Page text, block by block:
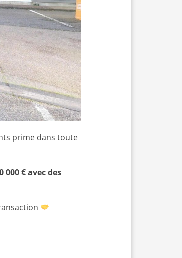
prime dans toute
000 € avec des